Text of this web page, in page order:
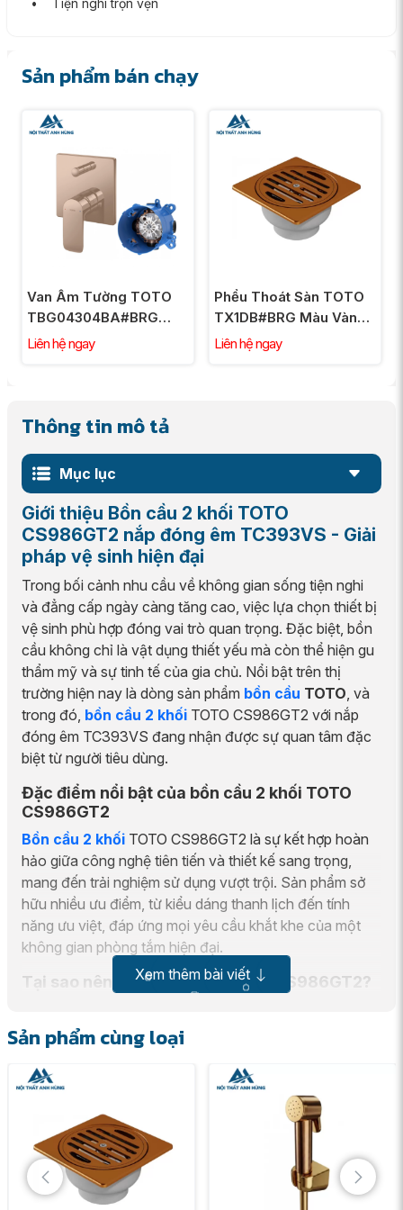
Sản phẩm bán chạy
Van Âm Tường TOTO
TBG04304BA#BRG
TBN01001B Chuyển
Liên hệ ngay
Phểu Thoát Sàn TOTO
TX1DB#BRG Màu Vàng
Hồng
Liên hệ ngay
Thông tin mô tả
Mục lục
Giới thiệu Bồn cầu 2 khối TOTO
CS986GT2 nắp đóng êm TC393VS - Giải
pháp vệ sinh hiện đại
Trong bối cảnh nhu cầu về không gian sống tiện nghi
và đẳng cấp ngày càng tăng cao, việc lựa chọn thiết bị
vệ sinh phù hợp đóng vai trò quan trọng. Đặc biệt, bồn
cầu không chỉ là vật dụng thiết yếu mà còn thể hiện gu
thẩm mỹ và sự tinh tế của gia chủ. Nổi bật trên thị
trường hiện nay là dòng sản phẩm bồn cầu TOTO , và
trong đó, bồn cầu 2 khối TOTO CS986GT2 với nắp
đóng êm TC393VS đang nhận được sự quan tâm đặc
biệt từ người tiêu dùng.
Đặc điểm nổi bật của bồn cầu 2 khối TOTO
CS986GT2
Bồn cầu 2 khối TOTO CS986GT2 là sự kết hợp hoàn
hảo giữa công nghệ tiên tiến và thiết kế sang trọng,
mang đến trải nghiệm sử dụng vượt trội. Sản phẩm sở
hữu nhiều ưu điểm, từ kiểu dáng thanh lịch đến tính
năng ưu việt, đáp ứng mọi yêu cầu khắt khe của một
không gian phòng tắm hiện đại.
Tại sao nên chọn bồn cầu TOTO CS986GT2?
xuất thiết bị vệ sinh hàng đầu thế giới với cam kết về
chất lượng và sự đổi mới. Khi lựa chọn
CS986GT2, người dùng không chỉ sở hữu một sản
phẩm bền bỉ mà còn trải nghiệm sự tiện nghi đỉnh cao.
Chi tiết về Bồn cầu 2 khối TOTO
CS986GT2 và Nắp đóng êm TC393VS
Xem thêm bài viết
Sản phẩm cùng loại